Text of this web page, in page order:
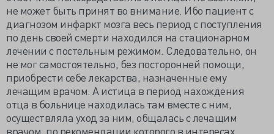
не может быть принят во внимание. Ибо пациент с
диагнозом инфаркт мозга весь период с поступления
по день своей смерти находился на стационарном
лечении с постельным режимом. Следовательно, он
не мог самостоятельно, без посторонней помощи,
приобрести себе лекарства, назначенные ему
лечащим врачом. А истица в период нахождения
отца в больнице находилась там вместе с ним,
осуществляла уход за ним, общалась с лечащим
врачом, по рекомендации которого в интересах